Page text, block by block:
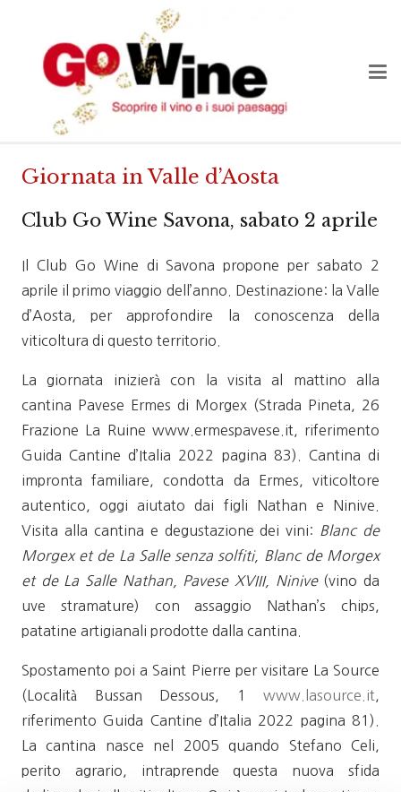
Giornata in Valle d’Aosta
Club Go Wine Savona, sabato 2 aprile
Il Club Go Wine di Savona propone per sabato 2
aprile il primo viaggio dell’anno. Destinazione: la Valle
d’Aosta, per approfondire la conoscenza della
viticoltura di questo territorio.
La giornata inizierà con la visita al mattino alla
cantina Pavese Ermes di Morgex (Strada Pineta, 26
Frazione La Ruine www.ermespavese.it, riferimento
Guida Cantine d’Italia 2022 pagina 83). Cantina di
impronta familiare, condotta da Ermes, viticoltore
autentico, oggi aiutato dai figli Nathan e Ninive.
Visita alla cantina e degustazione dei vini:
Blanc de
Morgex et de La Salle senza solfiti, Blanc de Morgex
et de La Salle Nathan, Pavese XVIII, Ninive(vino da
uve stramature) con assaggio Nathan’s chips,
patatine artigianali prodotte dalla cantina.
Spostamento poi a Saint Pierre per visitare La Source
(Località Bussan Dessous, 1 www.lasource.it
riferimento Guida Cantine d’Italia 2022 pagina 81).
La cantina nasce nel 2005 quando Stefano Celi,
perito agrario, intraprende questa nuova sfida